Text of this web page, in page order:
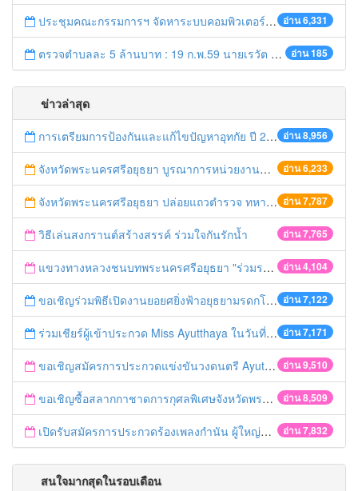
อ่าน 6,331
ประชุมคณะกรรมการฯ จัดหาระบบคอมพิวเตอร์ ครั้งที่ 1/2559
อ่าน 185
ตรวจตำบลละ 5 ล้านบาท : 19 ก.พ.59 นายเรวัต ประสงค์ รอง ผวจ.1 ลงพื้นที่ อ.ท่าเรือ
ข่าวล่าสุด
อ่าน 8,956
การเตรียมการป้องกันและแก้ไขปัญหาอุทกัย ปี 2561
อ่าน 6,233
จังหวัดพระนครศรีอยุธยา บูรณาการหน่วยงานที่เกี่ยวข้อง ลงพื้นที่จัดระเบียบและดำเนินมาตรการตามบทลงโทษสูงสุดกับผู้ประกอบการร้านค้าที่ยังฝ่าฝืนตั้งร้านค้ารุกล้ำเขตพื้นที่ทางหลวง เตรียมความปลอดภัยก่อนเทศกาลสงกรานต์
อ่าน 7,787
จังหวัดพระนครศรีอยุธยา ปล่อยแถวตำรวจ ทหาร ฝ่ายปกครอง กว่า 100 นาย ตรวจเข้มท่ารถสาธารณะ สถานีขนส่งรถโดยสาร วินรถตู้ และสถานีรถไฟ เตรียมรับมือเทศกาลสงกรานต์
อ่าน 7,765
วิธีเล่นสงกรานต์สร้างสรรค์ ร่วมใจกันรักน้ำ
อ่าน 4,104
แขวงทางหลวงชนบทพระนครศรีอยุธยา "ร่วมรณรงค์ ขับช้า เปิดไฟหน้า คาดเข็มขัด" เทศกาลสงกรานต์ ปี 2561
อ่าน 7,122
ขอเชิญร่วมพิธีเปิดงานยอยศยิ่งฟ้าอยุธยามรดกโลก
อ่าน 7,171
ร่วมเชียร์ผู้เข้าประกวด Miss Ayutthaya ในวันที่ 15 ธันวาคม 2560
อ่าน 9,510
ขอเชิญสมัครการประกวดแข่งขันวงดนตรี Ayutthaya battle of the bands
อ่าน 8,509
ขอเชิญซื้อสลากกาชาดการกุศลพิเศษจังหวัดพระนครศรีอยุธยา 2560
อ่าน 7,832
เปิดรับสมัครการประกวดร้องเพลงกำนัน ผู้ใหญ่บ้าน ฯลฯ
สนใจมากสุดในรอบเดือน